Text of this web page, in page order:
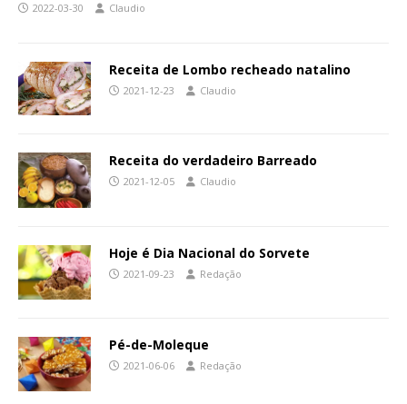
2022-03-30 Claudio
Receita de Lombo recheado natalino
2021-12-23 Claudio
Receita do verdadeiro Barreado
2021-12-05 Claudio
Hoje é Dia Nacional do Sorvete
2021-09-23 Redação
Pé-de-Moleque
2021-06-06 Redação